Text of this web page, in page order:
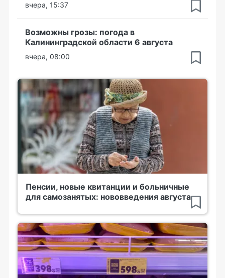
вчера, 15:37
Возможны грозы: погода в
Калининградской области 6 августа
вчера, 08:00
Пенсии, новые квитанции и больничные
для самозанятых: нововведения августа